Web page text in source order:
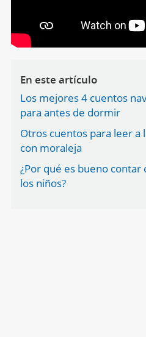
En este artículo
Los mejores 4 cuentos
para antes de dormir
Otros cuentos para leer a
con moraleja
¿Por qué es bueno
los niños?